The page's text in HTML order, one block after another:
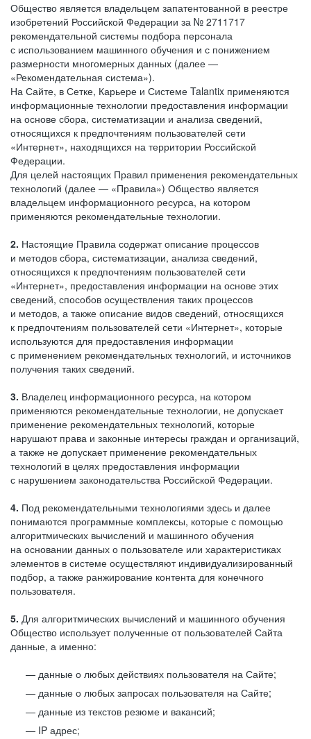
Общество является владельцем запатентованной в реестре
изобретений Российской Федерации за № 2711717
рекомендательной системы подбора персонала
с использованием машинного обучения и с понижением
размерности многомерных данных (далее —
«Рекомендательная система»).
На Сайте, в Сетке, Карьере и Системе Talantix применяются
информационные технологии предоставления информации
на основе сбора, систематизации и анализа сведений,
относящихся к предпочтениям пользователей сети
«Интернет», находящихся на территории Российской
Федерации.
Для целей настоящих Правил применения рекомендательных
технологий (далее — «Правила») Общество является
владельцем информационного ресурса, на котором
применяются рекомендательные технологии.
2. Настоящие Правила содержат описание процессов
и методов сбора, систематизации, анализа сведений,
относящихся к предпочтениям пользователей сети
«Интернет», предоставления информации на основе этих
сведений, способов осуществления таких процессов
и методов, а также описание видов сведений, относящихся
к предпочтениям пользователей сети «Интернет», которые
используются для предоставления информации
с применением рекомендательных технологий, и источников
получения таких сведений.
3. Владелец информационного ресурса, на котором
применяются рекомендательные технологии, не допускает
применение рекомендательных технологий, которые
нарушают права и законные интересы граждан и организаций,
а также не допускает применение рекомендательных
технологий в целях предоставления информации
с нарушением законодательства Российской Федерации.
4. Под рекомендательными технологиями здесь и далее
понимаются программные комплексы, которые с помощью
алгоритмических вычислений и машинного обучения
на основании данных о пользователе или характеристиках
элементов в системе осуществляют индивидуализированный
подбор, а также ранжирование контента для конечного
пользователя.
5. Для алгоритмических вычислений и машинного обучения
Общество использует полученные от пользователей Сайта
данные, а именно:
данные о любых действиях пользователя на Сайте;
данные о любых запросах пользователя на Сайте;
данные из текстов резюме и вакансий;
IP адрес;